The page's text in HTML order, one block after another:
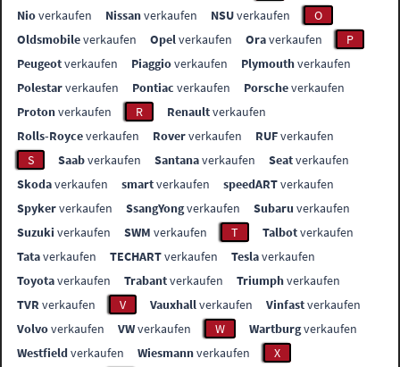
Nioverkaufen Nissanverkaufen NSUverkaufen
O
Oldsmobileverkaufen Opelverkaufen Oraverkaufen
P
Peugeotverkaufen Piaggioverkaufen Plymouthverkaufen
Polestarverkaufen Pontiac verkaufen Porscheverkaufen
Protonverkaufen R Renaultverkaufen
Rolls-Royceverkaufen Roververkaufen RUFverkaufen
S
Saabverkaufen Santanaverkaufen Seatverkaufen
Skodaverkaufen smartverkaufen speedARTverkaufen
Spykerverkaufen SsangYongverkaufen Subaru verkaufen
Suzuki verkaufen SWM verkaufen T Talbotverkaufen
Tataverkaufen TECHARTverkaufen Teslaverkaufen
Toyotaverkaufen Trabantverkaufen Triumphverkaufen
TVR verkaufen V Vauxhallverkaufen Vinfastverkaufen
Volvoverkaufen VWverkaufen W Wartburgverkaufen
Westfieldverkaufen Wiesmannverkaufen
X